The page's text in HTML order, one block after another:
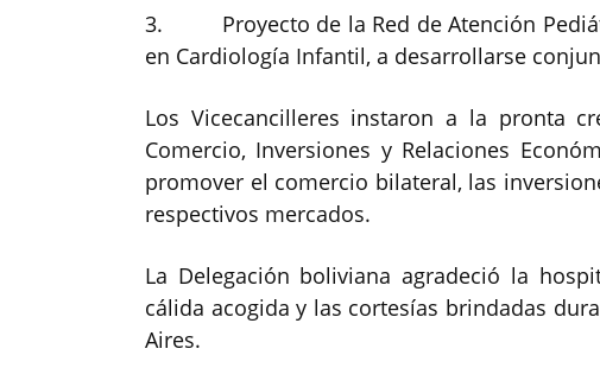
3. Proyecto de la Red de Atención
en Cardiología Infantil, a desarrollarse
Los Vicecancilleres instaron a la pronta
Comercio, Inversiones y Relaciones
promover el comercio bilateral, las
respectivos mercados.
La Delegación boliviana agradeció la
cálida acogida y las cortesías brindadas
Aires.